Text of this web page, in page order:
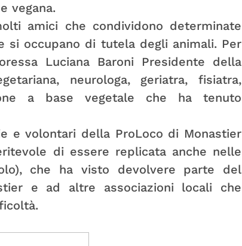
vegana.
amici che condividono determinate
si occupano di tutela degli animali. Per
Luciana Baroni Presidente della
neurologa, geriatra, fisiatra,
a base vegetale che ha tenuto
e volontari della ProLoco di Monastier
di essere replicata anche nelle
che ha visto devolvere parte del
e ad altre associazioni locali che